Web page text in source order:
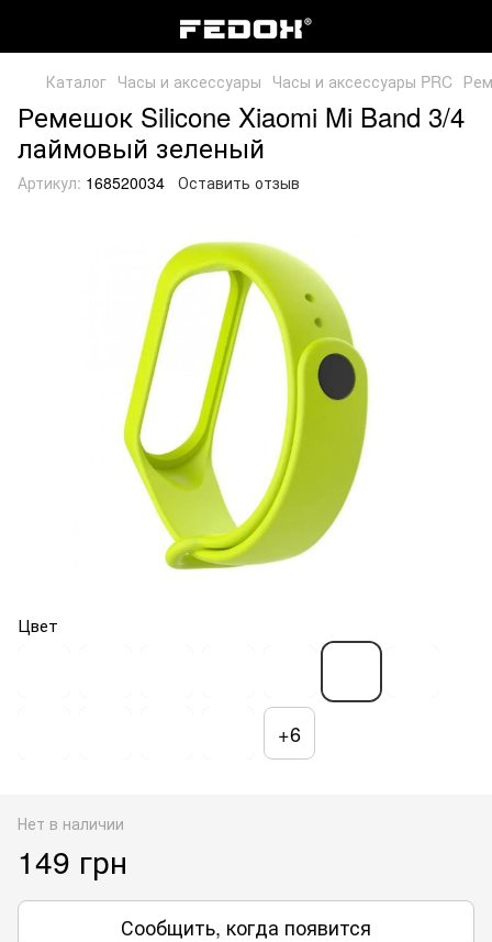
Каталог Часы и аксессуары Часы и аксессуары PRC
Ремешок Silicone Xiaomi Mi Band 3/4
лаймовый зеленый
Артикул: 168520034 Оставить отзыв
Цвет
+6
Нет в наличии
149 грн
Сообщить, когда появится